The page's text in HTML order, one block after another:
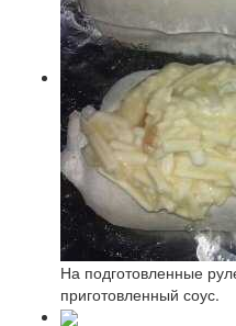
На подготовленные
приготовленный соус.